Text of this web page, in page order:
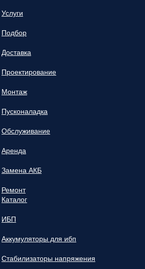
Услуги
Подбор
Доставка
Проектирование
Монтаж
Пусконаладка
Обслуживание
Аренда
Замена АКБ
Ремонт
Каталог
ИБП
Аккумуляторы для ибп
Стабилизаторы напряжения